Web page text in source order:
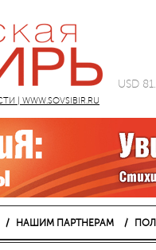
WWW.SOVSIBIR.RU
USD
НАШИМ ПАРТНЕРАМ